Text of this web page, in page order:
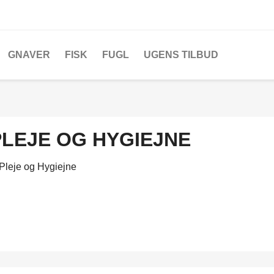
GNAVER FISK FUGL UGENS TILBUD
OG HYGIEJNE